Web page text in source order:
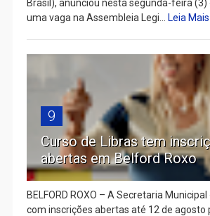
Brasil), anunciou nesta segunda-feira (3)
uma vaga na Assembleia Legi... Leia Mais
9
Curso de Libras tem
abertas em Belford Roxo
BELFORD ROXO – A Secretaria
com inscrições abertas até 12 de agosto